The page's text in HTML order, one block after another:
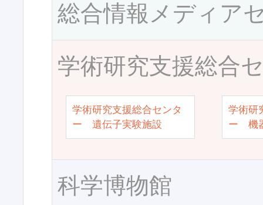
総合情報メディア
学術研究支援総合
学術研究支援総合センタ
ー 遺伝子実験施設
学術研
ー 機
科学博物館